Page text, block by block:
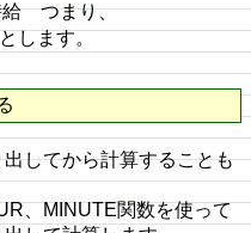
給 つまり、
ます。
してから計算することも
、MINUTE関数を使って